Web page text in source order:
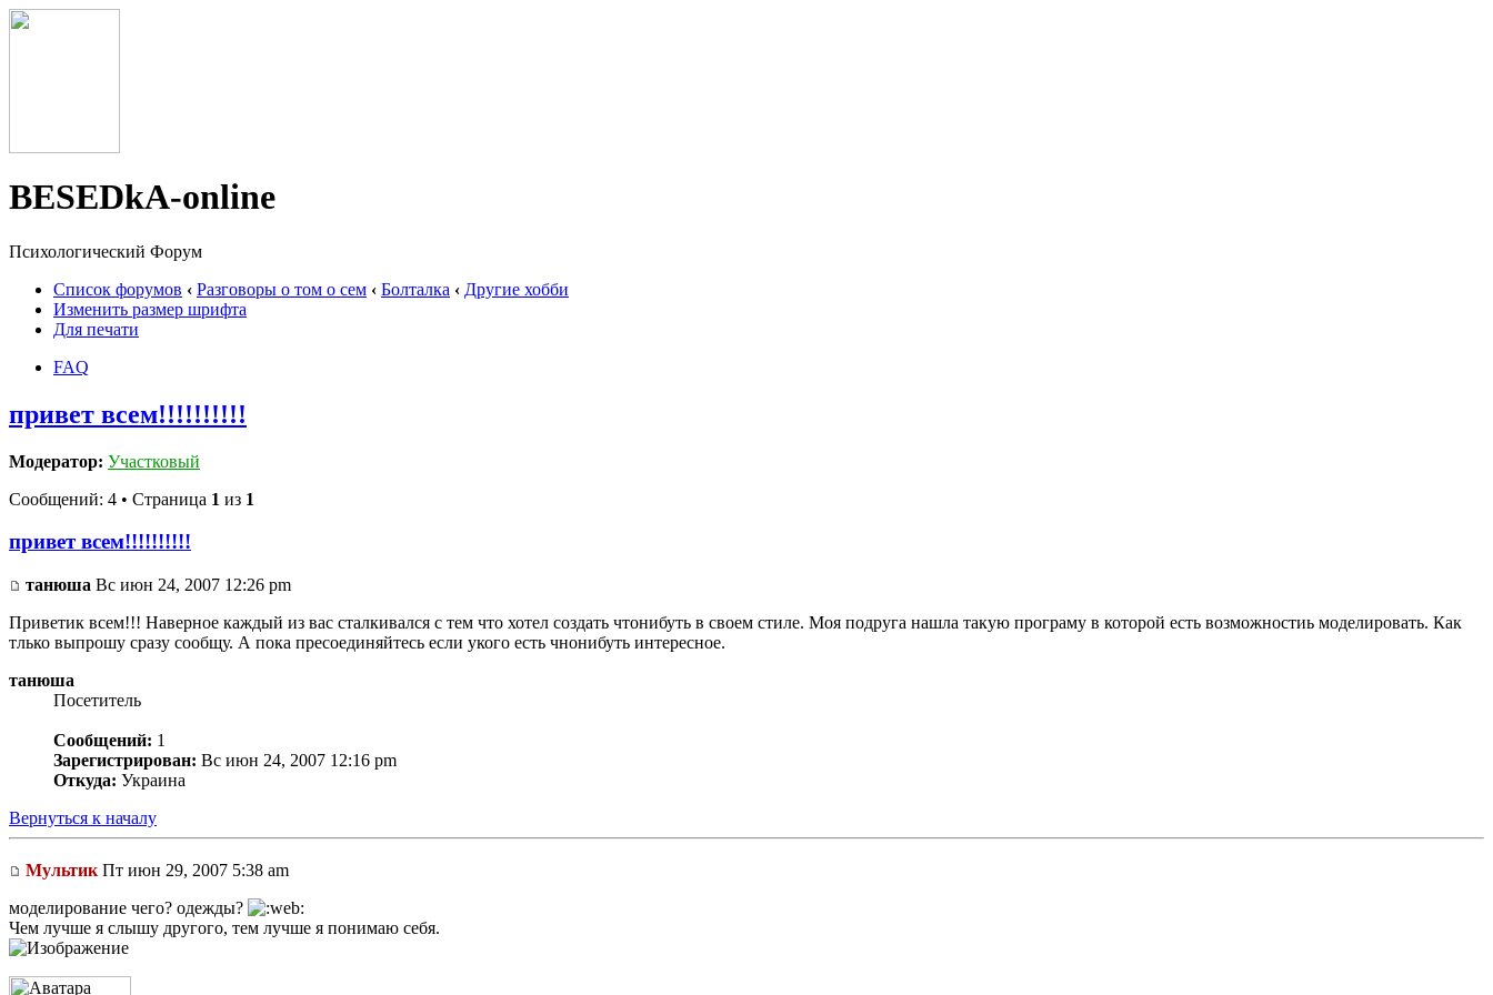
BESEDkA-online
Психологический Форум
Список форумов ‹ Разговоры о том о сем ‹ Болталка ‹ Другие хобби
Изменить размер шрифта
Для печати
FAQ
привет всем!!!!!!!!!!
Модератор: Участковый
Сообщений: 4 • Страница 1 из 1
привет всем!!!!!!!!!!
танюша Вс июн 24, 2007 12:26 pm
Приветик всем!!! Наверное каждый из вас сталкивался с тем что хотел создать чтонибуть в своем стиле. Моя подруга нашла такую програму в которой есть возможностиь моделировать. Как
тлько выпрошу сразу сообщу. А пока пресоединяйтесь если укого есть чнонибуть интересное.
танюша
Посетитель
Сообщений: 1
Зарегистрирован: Вс июн 24, 2007 12:16 pm
Откуда: Украина
Вернуться к началу
Мультик Пт июн 29, 2007 5:38 am
моделирование чего? одежды?
Чем лучше я слышу другого, тем лучше я понимаю себя.